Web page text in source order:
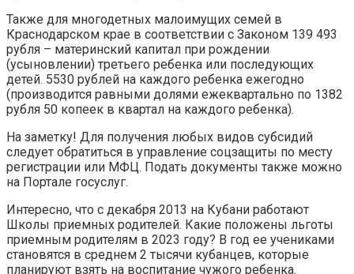
Также для многодетных малоимущих семей в
Краснодарском крае в соответствии с Законом 139 493
рубля – материнский капитал при рождении
(усыновлении) третьего ребенка или последующих
детей. 5530 рублей на каждого ребенка ежегодно
(производится равными долями ежеквартально по 1382
рубля 50 копеек в квартал на каждого ребенка).
На заметку! Для получения любых видов субсидий
следует обратиться в управление соцзащиты по месту
регистрации или МФЦ. Подать документы также можно
на Портале госуслуг.
Интересно, что с декабря 2013 на Кубани работают
Школы приемных родителей. Какие положены льготы
приемным родителям в 2023 году? В год ее учениками
становятся в среднем 2 тысячи кубанцев, которые
планируют взять на воспитание чужого ребенка.